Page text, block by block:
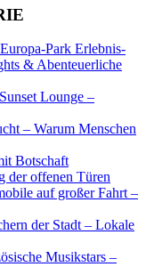
Park Erlebnis-
& Abenteuerliche
Lounge –
– Warum Menschen
Botschaft
der offenen Türen
auf großer Fahrt –
der Stadt – Lokale
Musikstars –